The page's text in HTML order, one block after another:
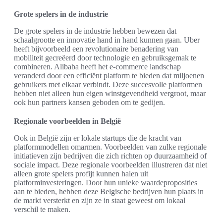
Grote spelers in de industrie
De grote spelers in de industrie hebben bewezen dat
schaalgrootte en innovatie hand in hand kunnen gaan. Uber
heeft bijvoorbeeld een revolutionaire benadering van
mobiliteit gecreëerd door technologie en gebruiksgemak te
combineren. Alibaba heeft het e-commerce landschap
veranderd door een efficiënt platform te bieden dat miljoenen
gebruikers met elkaar verbindt. Deze succesvolle platformen
hebben niet alleen hun eigen winstgevendheid vergroot, maar
ook hun partners kansen geboden om te gedijen.
Regionale voorbeelden in België
Ook in België zijn er lokale startups die de kracht van
platformmodellen omarmen. Voorbeelden van zulke regionale
initiatieven zijn bedrijven die zich richten op duurzaamheid of
sociale impact. Deze regionale voorbeelden illustreren dat niet
alleen grote spelers profijt kunnen halen uit
platforminvesteringen. Door hun unieke waardeproposities
aan te bieden, hebben deze Belgische bedrijven hun plaats in
de markt versterkt en zijn ze in staat geweest om lokaal
verschil te maken.